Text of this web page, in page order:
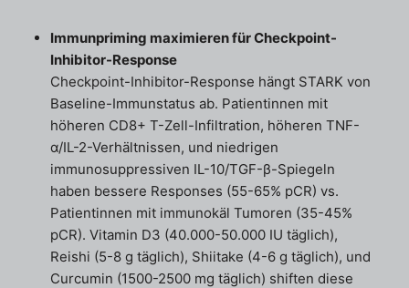
Immunpriming maximieren für Checkpoint-
Inhibitor-Response
Checkpoint-Inhibitor-Response hängt STARK von
Baseline-Immunstatus ab. Patientinnen mit
höheren CD8+ T-Zell-Infiltration, höheren TNF-
α/IL-2-Verhältnissen, und niedrigen
immunosuppressiven IL-10/TGF-β-Spiegeln
haben bessere Responses (55-65% pCR) vs.
Patientinnen mit immunokäl Tumoren (35-45%
pCR). Vitamin D3 (40.000-50.000 IU täglich),
Reishi (5-8 g täglich), Shiitake (4-6 g täglich), und
Curcumin (1500-2500 mg täglich) shiften diese